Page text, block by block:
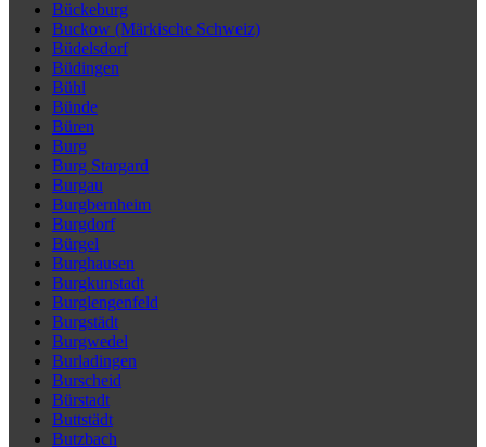
Bückeburg
Buckow (Märkische Schweiz)
Büdelsdorf
Büdingen
Bühl
Bünde
Büren
Burg
Burg Stargard
Burgau
Burgbernheim
Burgdorf
Bürgel
Burghausen
Burgkunstadt
Burglengenfeld
Burgstädt
Burgwedel
Burladingen
Burscheid
Bürstadt
Buttstädt
Butzbach